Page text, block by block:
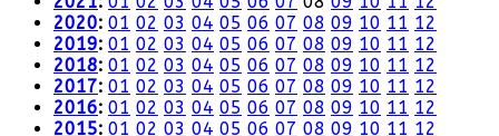
2020: 01 02 03 04 05 06 07 08 09 10 11 12
2019: 01 02 03 04 05 06 07 08 09 10 11 12
2018: 01 02 03 04 05 06 07 08 09 10 11 12
2017: 01 02 03 04 05 06 07 08 09 10 11 12
2016: 01 02 03 04 05 06 07 08 09 10 11 12
2015: 01 02 03 04 05 06 07 08 09 10 11 12